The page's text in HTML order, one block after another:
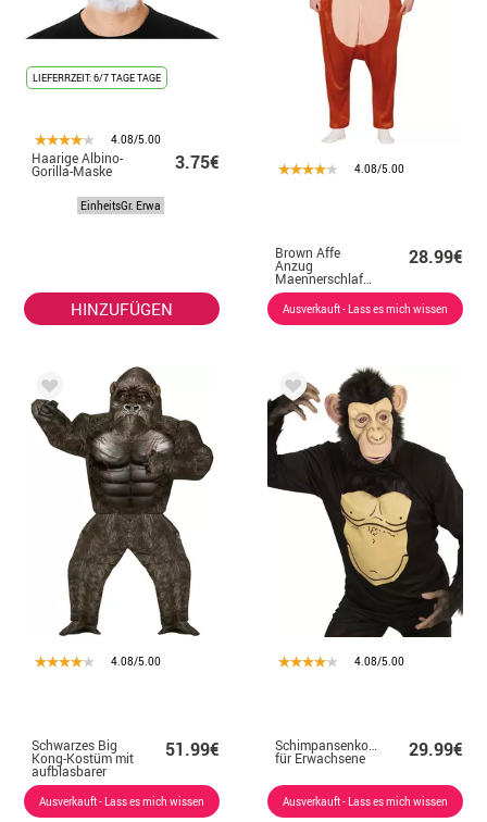
LIEFERRZEIT: 6/7 TAGE TAGE
4.08/5.00
Haarige Albino-
Gorilla-Maske 3.75€
EinheitsGr. Erwa
HINZUFÜGEN
4.08/5.00
Brown Affe
Anzug 28.99€
Ausverkauft - Lass es mich wissen
4.08/5.00
Schwarzes Big
Kong-Kostüm mit
aufblasbarer
Maske für
Erwachsene
51.99€
Ausverkauft - Lass es mich wissen
4.08/5.00
Schimpansenkostüm
für Erwachsene 29.99€
Ausverkauft - Lass es mich wissen